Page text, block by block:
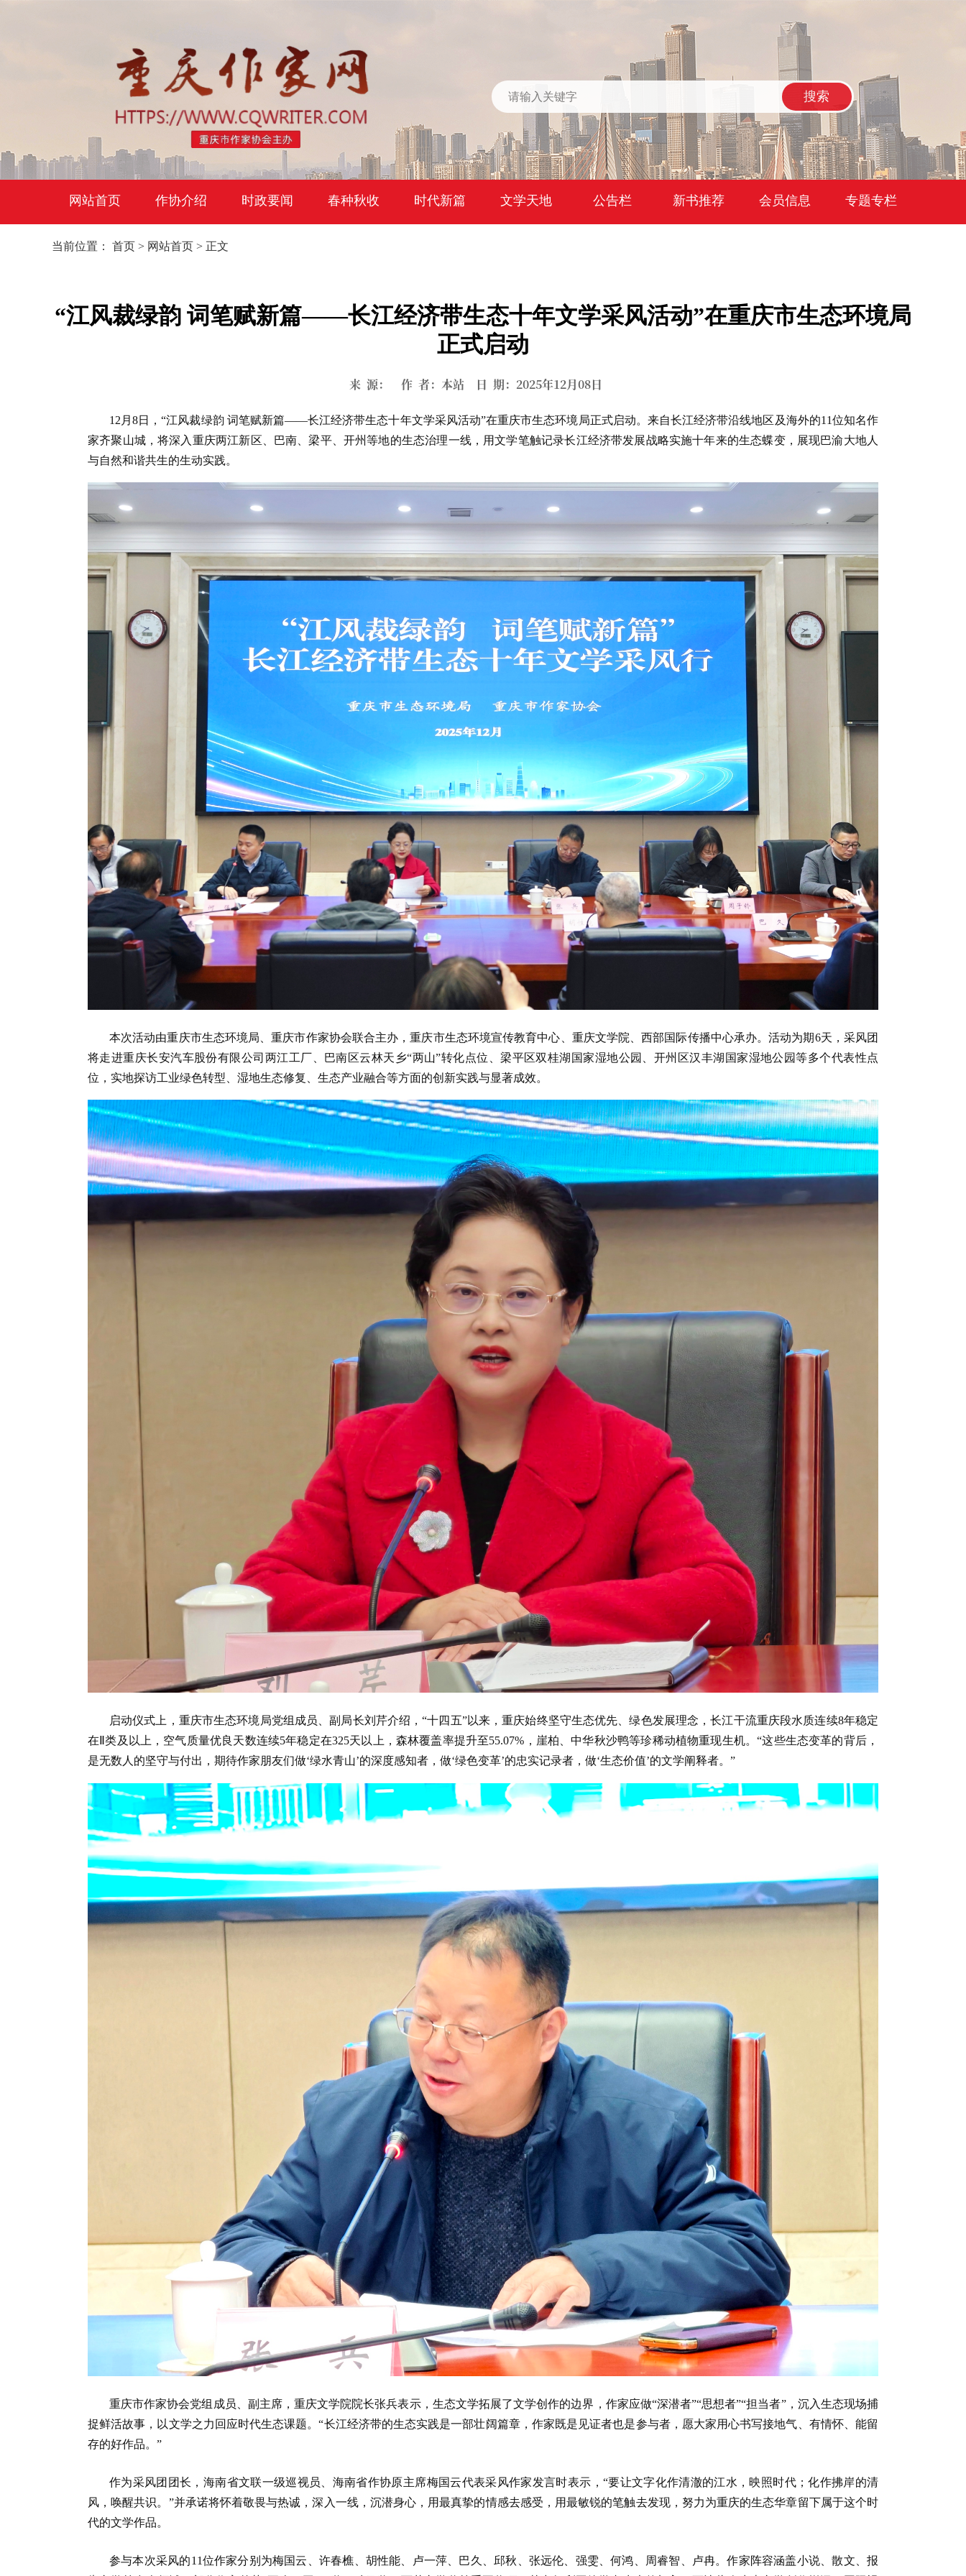
搜索
网站首页 作协介绍 时政要闻 春种秋收 时代新篇 文学天地 公告栏 新书推荐 会员信息 专题专栏
当前位置： 首页 > 网站首页 > 正文
“江风裁绿韵 词笔赋新篇——长江经济带生态十年文学采风活动”在重庆市生态环境局
正式启动
来 源： 作 者：本站 日 期：2025年12月08日
12月8日，“江风裁绿韵 词笔赋新篇——长江经济带生态十年文学采风活动”在重庆市生态环境局正式启动。来自长江经济带沿线地区及海外的11位知名作
家齐聚山城，将深入重庆两江新区、巴南、梁平、开州等地的生态治理一线，用文学笔触记录长江经济带发展战略实施十年来的生态蝶变，展现巴渝大地人
与自然和谐共生的生动实践。
本次活动由重庆市生态环境局、重庆市作家协会联合主办，重庆市生态环境宣传教育中心、重庆文学院、西部国际传播中心承办。活动为期6天，采风团
将走进重庆长安汽车股份有限公司两江工厂、巴南区云林天乡“两山”转化点位、梁平区双桂湖国家湿地公园、开州区汉丰湖国家湿地公园等多个代表性点
位，实地探访工业绿色转型、湿地生态修复、生态产业融合等方面的创新实践与显著成效。
启动仪式上，重庆市生态环境局党组成员、副局长刘芹介绍，“十四五”以来，重庆始终坚守生态优先、绿色发展理念，长江干流重庆段水质连续8年稳定
在Ⅱ类及以上，空气质量优良天数连续5年稳定在325天以上，森林覆盖率提升至55.07%，崖柏、中华秋沙鸭等珍稀动植物重现生机。“这些生态变革的背后，
是无数人的坚守与付出，期待作家朋友们做‘绿水青山’的深度感知者，做‘绿色变革’的忠实记录者，做‘生态价值’的文学阐释者。”
重庆市作家协会党组成员、副主席，重庆文学院院长张兵表示，生态文学拓展了文学创作的边界，作家应做“深潜者”“思想者”“担当者”，沉入生态现场捕
捉鲜活故事，以文学之力回应时代生态课题。“长江经济带的生态实践是一部壮阔篇章，作家既是见证者也是参与者，愿大家用心书写接地气、有情怀、能留
存的好作品。”
作为采风团团长，海南省文联一级巡视员、海南省作协原主席梅国云代表采风作家发言时表示，“要让文字化作清澈的江水，映照时代；化作拂岸的清
风，唤醒共识。”并承诺将怀着敬畏与热诚，深入一线，沉潜身心，用最真挚的情感去感受，用最敏锐的笔触去发现，努力为重庆的生态华章留下属于这个时
代的文学作品。
参与本次采风的11位作家分别为梅国云、许春樵、胡性能、卢一萍、巴久、邱秋、张远伦、强雯、何鸿、周睿智、卢冉。作家阵容涵盖小说、散文、报